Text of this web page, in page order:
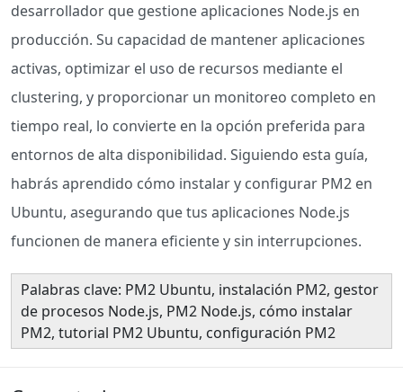
desarrollador que gestione aplicaciones Node.js en
producción. Su capacidad de mantener aplicaciones
activas, optimizar el uso de recursos mediante el
clustering, y proporcionar un monitoreo completo en
tiempo real, lo convierte en la opción preferida para
entornos de alta disponibilidad. Siguiendo esta guía,
habrás aprendido cómo instalar y configurar PM2 en
Ubuntu, asegurando que tus aplicaciones Node.js
funcionen de manera eficiente y sin interrupciones.
Palabras clave: PM2 Ubuntu, instalación PM2, gestor
de procesos Node.js, PM2 Node.js, cómo instalar
PM2, tutorial PM2 Ubuntu, configuración PM2